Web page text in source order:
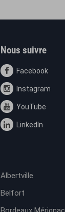
Nous suivre
Facebook
Instagram
YouTube
LinkedIn
Albertville
Belfort